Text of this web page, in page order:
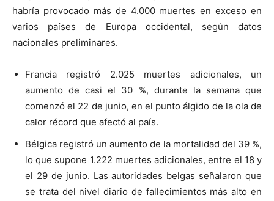
habría provocado más de 4.000 muertes en exceso en
varios países de Europa occidental, según datos
nacionales preliminares.
Francia registró 2.025 muertes adicionales, un
aumento de casi el 30 %, durante la semana que
comenzó el 22 de junio, en el punto álgido de la ola de
calor récord que afectó al país.
Bélgica registró un aumento de la mortalidad del 39 %,
lo que supone 1.222 muertes adicionales, entre el 18 y
el 29 de junio. Las autoridades belgas señalaron que
se trata del nivel diario de fallecimientos más alto en